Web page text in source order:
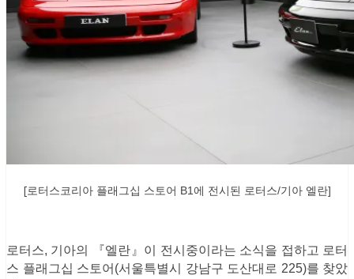
[로터스코리아 플래그십 스토어 B1에 전시된 로터스/기아 엘란]
로터스, 기아의 『엘란』이 전시중이라는 소식을 접하고 로터
스 플래그십 스토어(서울특별시 강남구 도산대로 225)를 찾았